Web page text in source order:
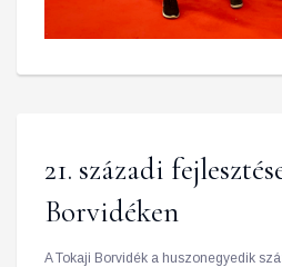
21. századi
Borvidéken
A Tokaji Borvidék a huszonegyedik